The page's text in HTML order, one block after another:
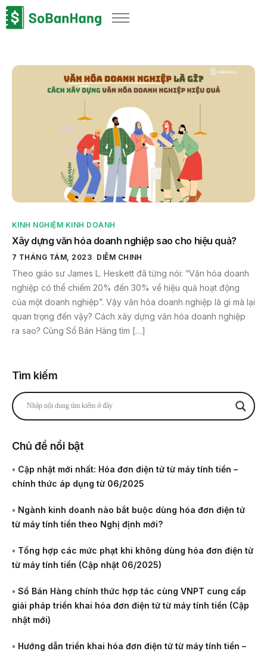
Sản phẩm
Thông tin thuế
KINH NGHIỆM KINH DOANH
Xây dựng văn hóa doanh nghiệp sao cho hiệu quả?
7 THÁNG TÁM, 2023 DIỄM CHINH
Theo giáo sư James L. Heskett đã từng nói: “Văn hóa doanh
nghiệp có thể chiếm 20% đến 30% về hiệu quả hoạt động
của một doanh nghiệp”. Vậy văn hóa doanh nghiệp là gì mà lại
quan trọng đến vậy? Cách xây dựng văn hóa doanh nghiệp
ra sao? Cùng Sổ Bán Hàng tìm […]
Tìm kiếm
Chủ đề nổi bật
• Cập nhật mới nhất: Hóa đơn điện tử từ máy tính tiền –
chính thức áp dụng từ 06/2025
• Ngành kinh doanh nào bắt buộc dùng hóa đơn điện tử
từ máy tính tiền theo Nghị định mới?
• Tổng hợp các mức phạt khi không dùng hóa đơn điện tử
từ máy tính tiền (Cập nhật 06/2025)
• Sổ Bán Hàng chính thức hợp tác cùng VNPT cung cấp
giải pháp triển khai hóa đơn điện tử từ máy tính tiền (Cập
nhật mới)
• Hướng dẫn triển khai hóa đơn điện tử từ máy tính tiền –